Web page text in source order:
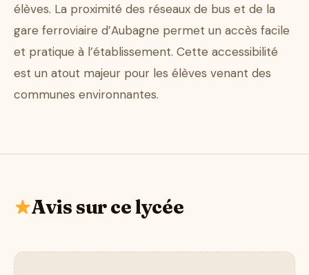
élèves. La proximité des réseaux de bus et de la
gare ferroviaire d’Aubagne permet un accès facile
et pratique à l’établissement. Cette accessibilité
est un atout majeur pour les élèves venant des
communes environnantes.
Avis sur ce lycée